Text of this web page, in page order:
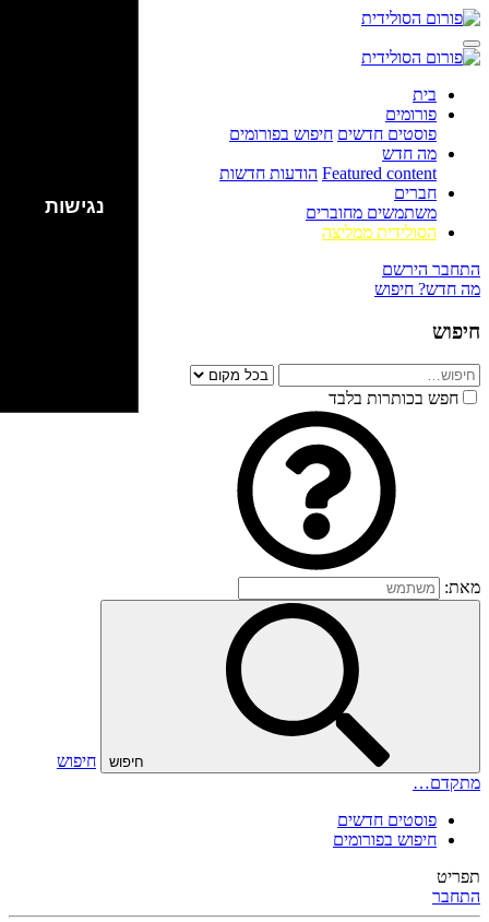
בית
פורומים
פוסטים חדשים חיפוש בפורומים
מה חדש
Featured content הודעות חדשות
חברים
משתמשים מחוברים
הסולידית ממליצה
התחבר הירשם
מה חדש? חיפוש
חיפוש
חפש בכותרות בלבד
מאת:
חיפוש
חיפוש
מתקדם…
פוסטים חדשים
חיפוש בפורומים
תפריט
התחבר
נגישות